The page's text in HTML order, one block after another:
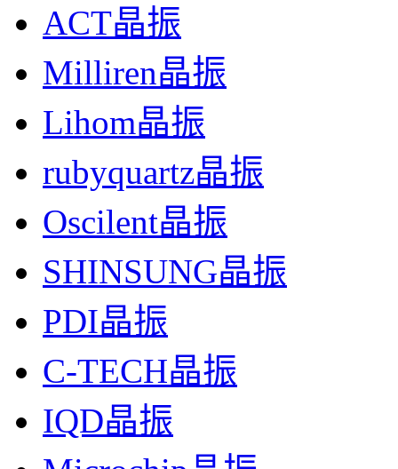
ACT晶振
Milliren晶振
Lihom晶振
rubyquartz晶振
Oscilent晶振
SHINSUNG晶振
PDI晶振
C-TECH晶振
IQD晶振